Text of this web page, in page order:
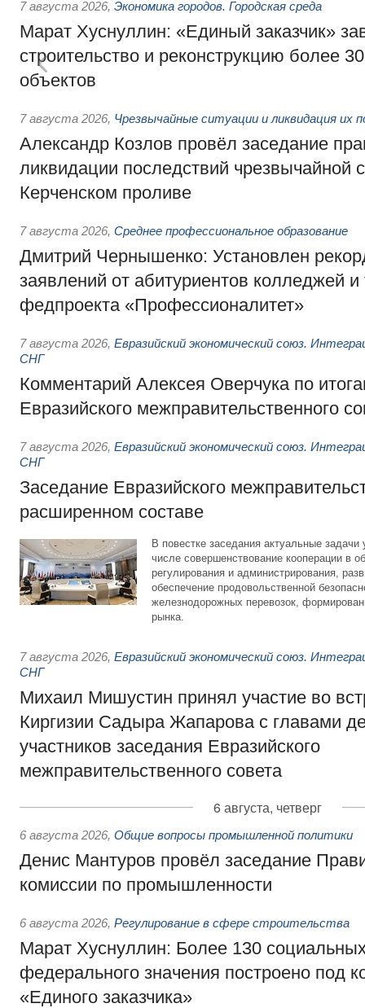
7 августа 2026, Экономика городов. Городская среда
Марат Хуснуллин: «Единый заказчик»
строительство и реконструкцию более
объектов
7 августа 2026, Чрезвычайные ситуации и ликвидация их
Александр Козлов провёл заседание
ликвидации последствий чрезвычайной
Керченском проливе
7 августа 2026, Среднее профессиональное образование
Дмитрий Чернышенко: Установлен
заявлений от абитуриентов колледжей и
федпроекта «Профессионалитет»
7 августа 2026, Евразийский экономический союз.
СНГ
Комментарий Алексея Оверчука по
Евразийского межправительственного
7 августа 2026, Евразийский экономический союз.
СНГ
Заседание Евразийского
расширенном составе
В повестке заседания актуальные задачи
числе совершенствование кооперации в
регулирования и администрирования,
обеспечение продовольственной
железнодорожных перевозок,
рынка.
7 августа 2026, Евразийский экономический союз.
СНГ
Михаил Мишустин принял участие во
Киргизии Садыра Жапарова с главами
участников заседания Евразийского
межправительственного совета
6 августа, четверг
6 августа 2026, Общие вопросы промышленной политики
Денис Мантуров провёл заседание
комиссии по промышленности
6 августа 2026, Регулирование в сфере строительства
Марат Хуснуллин: Более 130
федерального значения построено под
«Единого заказчика»